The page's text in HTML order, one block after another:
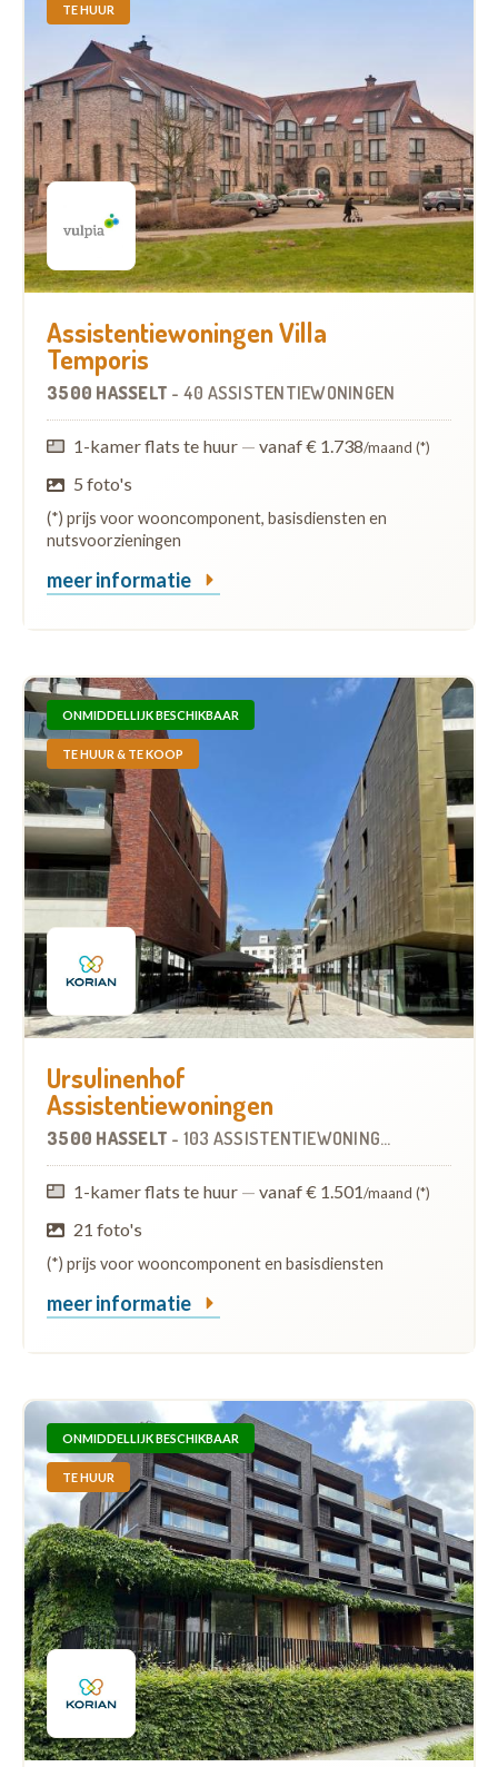
TE HUUR
Assistentiewoningen Villa
Temporis
3500 HASSELT - 40 ASSISTENTIEWONINGEN
1-kamer flats te huur — vanaf € 1.738/maand (*)
5 foto's
(*) prijs voor wooncomponent, basisdiensten en
nutsvoorzieningen
meer informatie
ONMIDDELLIJK BESCHIKBAAR
TE HUUR & TE KOOP
Ursulinenhof
Assistentiewoningen
3500 HASSELT - 103 ASSISTENTIEWONINGEN
1-kamer flats te huur — vanaf € 1.501/maand (*)
21 foto's
(*) prijs voor wooncomponent en basisdiensten
meer informatie
ONMIDDELLIJK BESCHIKBAAR
TE HUUR